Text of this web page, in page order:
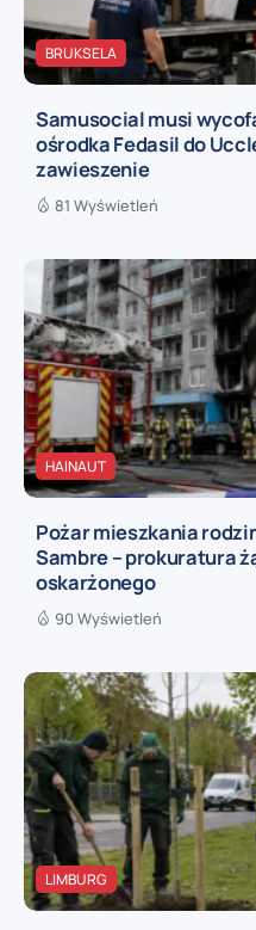
BRUKSELA
Samusocial musi
ośrodka Fedasil do
zawieszenie
81 Wyświetleń
HAINAUT
Pożar mieszkania
Sambre – prokuratura
oskarżonego
90 Wyświetleń
LIMBURG